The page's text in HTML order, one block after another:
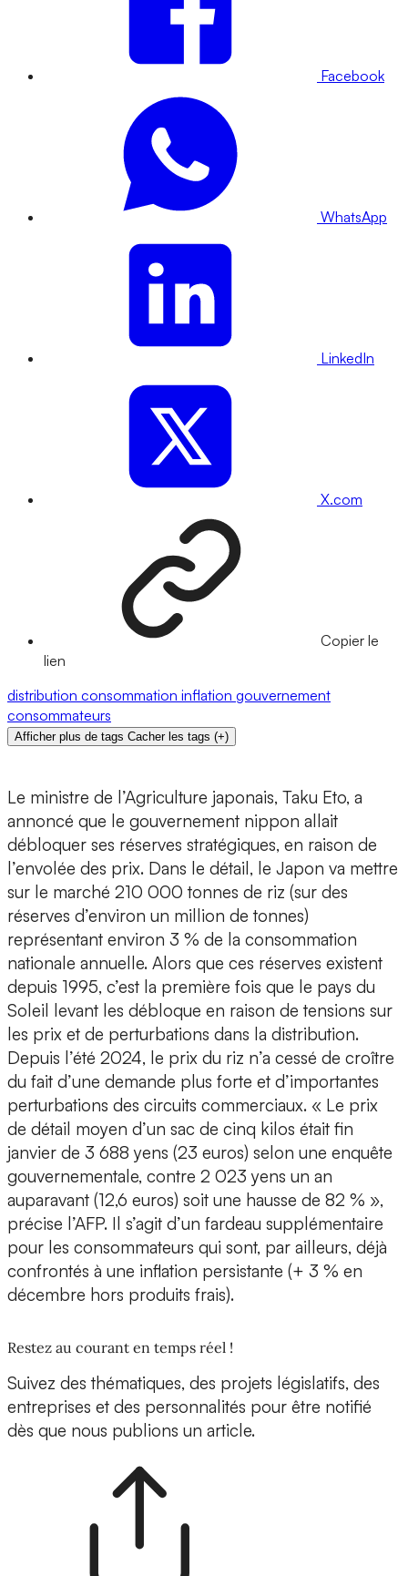
Facebook
WhatsApp
LinkedIn
X.com
Copier le
lien
distribution consommation inflation gouvernement
consommateurs
Afficher plus de tags Cacher les tags (+)
Le ministre de l’Agriculture japonais, Taku Eto, a
annoncé que le gouvernement nippon allait
débloquer ses réserves stratégiques, en raison de
l’envolée des prix. Dans le détail, le Japon va mettre
sur le marché 210 000 tonnes de riz (sur des
réserves d’environ un million de tonnes)
représentant environ 3 % de la consommation
nationale annuelle. Alors que ces réserves existent
depuis 1995, c’est la première fois que le pays du
Soleil levant les débloque en raison de tensions sur
les prix et de perturbations dans la distribution.
Depuis l’été 2024, le prix du riz n’a cessé de croître
du fait d’une demande plus forte et d’importantes
perturbations des circuits commerciaux. « Le prix
de détail moyen d’un sac de cinq kilos était fin
janvier de 3 688 yens (23 euros) selon une enquête
gouvernementale, contre 2 023 yens un an
auparavant (12,6 euros) soit une hausse de 82 % »,
précise l’AFP. Il s’agit d’un fardeau supplémentaire
pour les consommateurs qui sont, par ailleurs, déjà
confrontés à une inflation persistante (+ 3 % en
décembre hors produits frais).
Restez au courant en temps réel !
Suivez des thématiques, des projets législatifs, des
entreprises et des personnalités pour être notifié
dès que nous publions un article.